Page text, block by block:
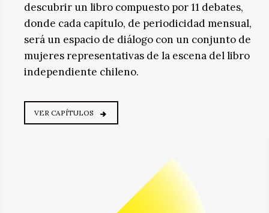
descubrir un libro compuesto por 11 debates,
donde cada capítulo, de periodicidad mensual,
será un espacio de diálogo con un conjunto de
mujeres representativas de la escena del libro
independiente chileno.
VER CAPÍTULOS